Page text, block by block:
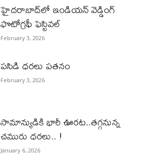
హైదరాబాద్‌లో ఇండియన్ వెడ్డింగ్
ఫొటోగ్రఫీ ఫెస్టివల్
February 3, 2026
పసిడి ధరలు పతనం
February 3, 2026
సామాన్యుడికి భారీ ఊరట..తగ్గనున్న
చమురు ధరలు.. !
January 6, 2026